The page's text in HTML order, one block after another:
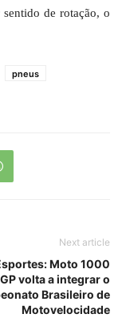
de rotação, o
pneus
Next article
Moto 1000
GP volta a integrar o
Brasileiro de
Motovelocidade